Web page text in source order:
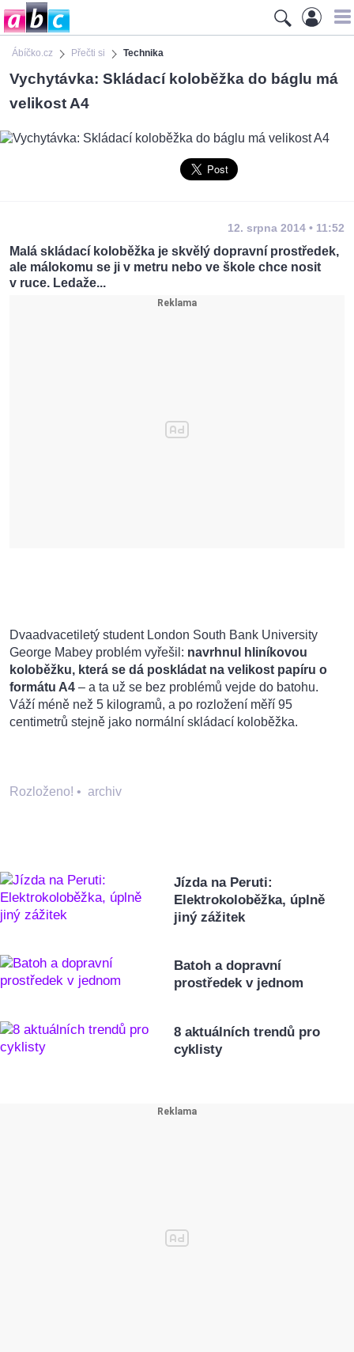
Ábíčko.cz Přečti si Technika
Vychytávka: Skládací koloběžka do báglu má
velikost A4
12. srpna 2014 • 11:52
Malá skládací koloběžka je skvělý dopravní prostředek,
ale málokomu se ji v metru nebo ve škole chce nosit
v ruce. Ledaže...
Dvaadvacetiletý student London South Bank University
George Mabey problém vyřešil: navrhnul hliníkovou
koloběžku, která se dá poskládat na velikost papíru o
formátu A4 – a ta už se bez problémů vejde do batohu.
Váží méně než 5 kilogramů, a po rozložení měří 95
centimetrů stejně jako normální skládací koloběžka.
Rozloženo! • archiv
Jízda na Peruti:
Elektrokoloběžka, úplně
jiný zážitek
Batoh a dopravní
prostředek v jednom
8 aktuálních trendů pro
cyklisty